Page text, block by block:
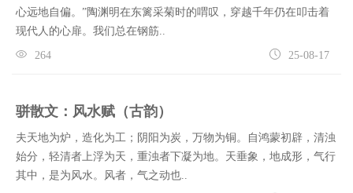
心远地自偏。”陶渊明在东篱采菊时的喟叹，穿越千年仍在叩击着
现代人的心扉。我们总在钢筋..
264 25-08-17
骈散文：风水赋（古韵）
夫天地为炉，造化为工；阴阳为炭，万物为铜。自鸿蒙初辟，清浊
始分，轻清者上浮为天，重浊者下凝为地。天垂象，地成形，气行
其中，是为风水。风者，气之动也..